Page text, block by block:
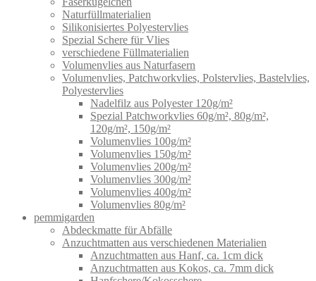
Naturfüllmaterialien
Silikonisiertes Polyestervlies
Spezial Schere für Vlies
verschiedene Füllmaterialien
Volumenvlies aus Naturfasern
Volumenvlies, Patchworkvlies, Polstervlies, Bastelvlies,
Polyestervlies
Nadelfilz aus Polyester 120g/m²
Spezial Patchworkvlies 60g/m², 80g/m²,
120g/m², 150g/m²
Volumenvlies 100g/m²
Volumenvlies 150g/m²
Volumenvlies 200g/m²
Volumenvlies 300g/m²
Volumenvlies 400g/m²
Volumenvlies 80g/m²
pemmigarden
Abdeckmatte für Abfälle
Anzuchtmatten aus verschiedenen Materialien
Anzuchtmatten aus Hanf, ca. 1cm dick
Anzuchtmatten aus Kokos, ca. 7mm dick